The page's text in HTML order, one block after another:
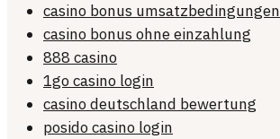
casino bonus umsatzbedingungen
casino bonus ohne einzahlung
888 casino
1go casino login
casino deutschland bewertung
posido casino login